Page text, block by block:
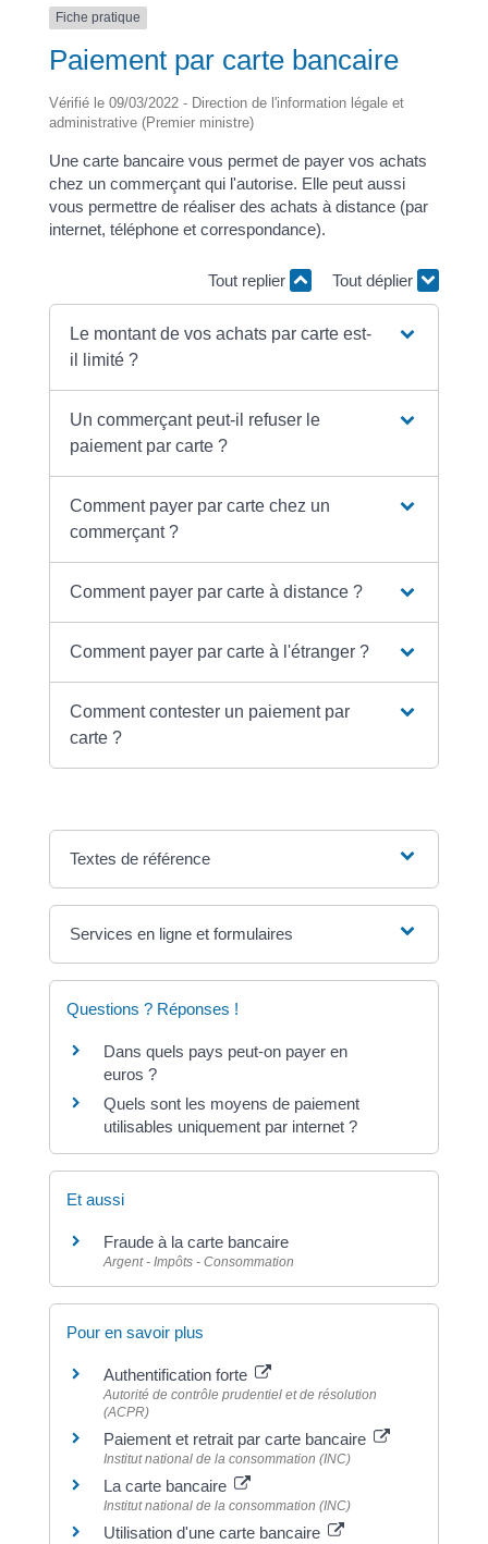
Fiche pratique
Paiement par carte bancaire
Vérifié le 09/03/2022 - Direction de l'information légale et
administrative (Premier ministre)
Une carte bancaire vous permet de payer vos achats
chez un commerçant qui l'autorise. Elle peut aussi
vous permettre de réaliser des achats à distance (par
internet, téléphone et correspondance).
Tout replier Tout déplier
Le montant de vos achats par carte est-
il limité ?
Un commerçant peut-il refuser le
paiement par carte ?
Comment payer par carte chez un
commerçant ?
Comment payer par carte à distance ?
Comment payer par carte à l'étranger ?
Comment contester un paiement par
carte ?
Textes de référence
Services en ligne et formulaires
Questions ? Réponses !
Dans quels pays peut-on payer en
euros ?
Quels sont les moyens de paiement
utilisables uniquement par internet ?
Et aussi
Fraude à la carte bancaire
Argent - Impôts - Consommation
Pour en savoir plus
Authentification forte
Autorité de contrôle prudentiel et de résolution
(ACPR)
Paiement et retrait par carte bancaire
Institut national de la consommation (INC)
La carte bancaire
Institut national de la consommation (INC)
Utilisation d'une carte bancaire